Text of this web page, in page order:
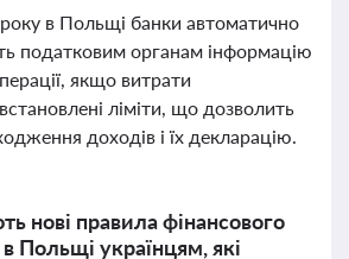
в Польщі банки автоматично
податковим органам інформацію
якщо витрати
ліміти, що дозволить
доходів і їх декларацію.
нові правила фінансового
Польщі українцям, які